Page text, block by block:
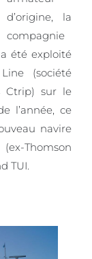
d’origine, la
compagnie
été exploité
(société
Ctrip) sur le
l’année, ce
navire
Thomson
TUI.